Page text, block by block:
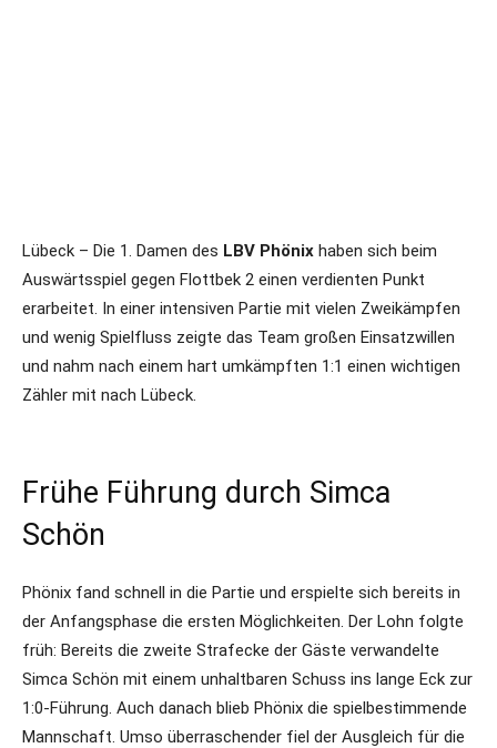
Lübeck – Die 1. Damen des LBV Phönix haben sich beim
Auswärtsspiel gegen Flottbek 2 einen verdienten Punkt
erarbeitet. In einer intensiven Partie mit vielen Zweikämpfen
und wenig Spielfluss zeigte das Team großen Einsatzwillen
und nahm nach einem hart umkämpften 1:1 einen wichtigen
Zähler mit nach Lübeck.
Frühe Führung durch Simca
Schön
Phönix fand schnell in die Partie und erspielte sich bereits in
der Anfangsphase die ersten Möglichkeiten. Der Lohn folgte
früh: Bereits die zweite Strafecke der Gäste verwandelte
Simca Schön mit einem unhaltbaren Schuss ins lange Eck zur
1:0-Führung. Auch danach blieb Phönix die spielbestimmende
Mannschaft. Umso überraschender fiel der Ausgleich für die